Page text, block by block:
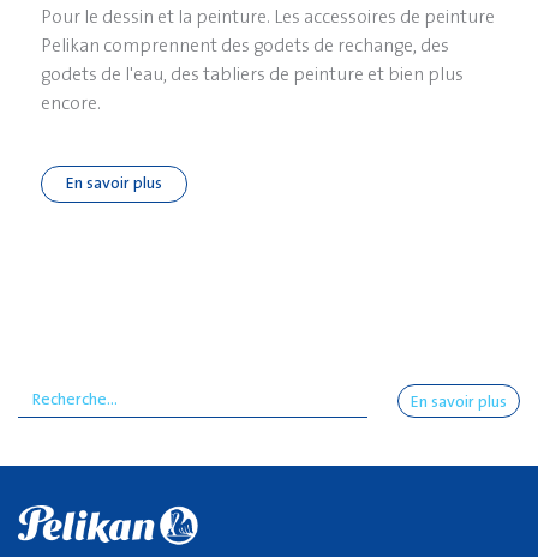
Pour le dessin et la peinture. Les accessoires de peinture
Pelikan comprennent des godets de rechange, des
godets de l'eau, des tabliers de peinture et bien plus
encore.
En savoir plus
En savoir plus